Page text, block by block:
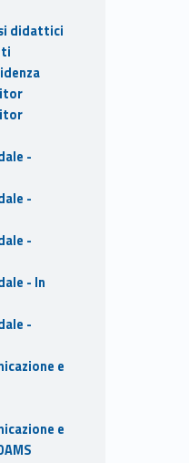
didattici
-
-
-
- In
-
e
e